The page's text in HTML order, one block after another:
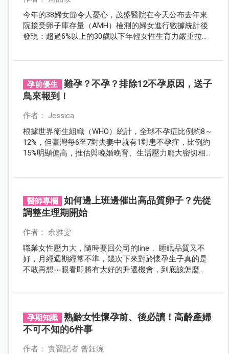
今年的38婦女節令人憂心，茂盛醫院在今天公布去年來
院接受卵子庫存量（AMH）檢測的婦女進行數據統計後
發現：超過6%以上的30歲以下年輕女性生育力嚴重拉警
孕前優生
難孕？不孕？排除12不孕原因，送子
鳥來報到！
作者： Jessica
根據世界衛生組織（WHO）統計，全球不孕症比例約8～
12%，但臺灣每6至7對夫妻中就有1對患不孕症，比例約
15%明顯偏高，推估與晚婚晚育、生活壓力龐大密切相
醫師專欄
如何邊上班邊催出高品質卵子？先從
調整生理期開始
作者： 余雅雯
職業女性壓力大，隨時要回公司的line， 睡眠品質又不
好，月經週期經常不準，幾次下來對於懷孕生子真的是
不敢再想⋯眼看即將有大好的升遷機會，到底該怎麼
孕期知識
熟齡女性懷孕前、後必讀！高齡產婦
不可不知的6件事
作者： 實習記者 曾鈺涴